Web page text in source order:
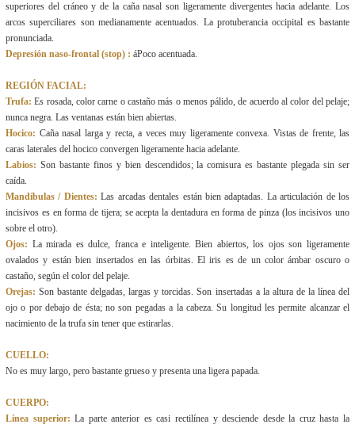
superiores del cráneo y de la caña nasal son ligeramente divergentes hacia adelante. Los
arcos superciliares son medianamente acentuados. La protuberancia occipital es bastante
pronunciada.
Depresión naso-frontal (stop) : áPoco acentuada.
REGIÓN FACIAL:
Trufa: Es rosada, color carne o castaño más o menos pálido, de acuerdo al color del pelaje;
nunca negra. Las ventanas están bien abiertas.
Hocico: Caña nasal larga y recta, a veces muy ligeramente convexa. Vistas de frente, las
caras laterales del hocico convergen ligeramente hacia adelante.
Labios: Son bastante finos y bien descendidos; la comisura es bastante plegada sin ser
caída.
Mandíbulas / Dientes: Las arcadas dentales están bien adaptadas. La articulación de los
incisivos es en forma de tijera; se acepta la dentadura en forma de pinza (los incisivos uno
sobre el otro).
Ojos: La mirada es dulce, franca e inteligente. Bien abiertos, los ojos son ligeramente
ovalados y están bien insertados en las órbitas. El iris es de un color ámbar oscuro o
castaño, según el color del pelaje.
Orejas: Son bastante delgadas, largas y torcidas. Son insertadas a la altura de la línea del
ojo o por debajo de ésta; no son pegadas a la cabeza. Su longitud les permite alcanzar el
nacimiento de la trufa sin tener que estirarlas.
CUELLO:
No es muy largo, pero bastante grueso y presenta una ligera papada.
CUERPO:
Línea superior:La parte anterior es casi rectilínea y desciende desde la cruz hasta la